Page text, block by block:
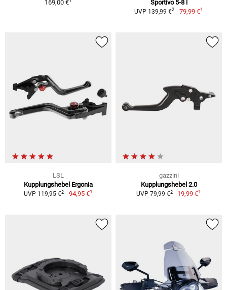
169,00 € Sportivo 5-8 l
UVP 139,99 €2 79,99 €1
LSL
Kupplungshebel Ergonia
UVP 119,95 €2 94,95 €1
gazzini
Kupplungshebel 2.0
UVP 79,99 €2 19,99 €1